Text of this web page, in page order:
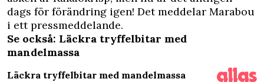
dags för förändring igen! Det meddelar Marabou
i ett pressmeddelande.
Se också: Läckra tryffelbitar med
mandelmassa
Läckra tryffelbitar med mandelmassa